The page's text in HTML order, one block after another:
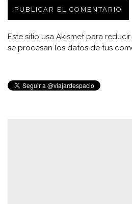
Este sitio usa Akismet para
se procesan los datos de tus